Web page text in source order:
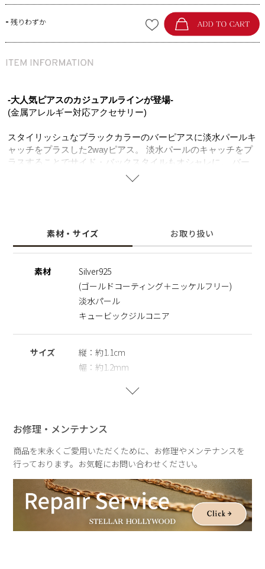
- 残りわずか
-大人気ピアスのカジュアルラインが登場-
(金属アレルギー対応アクセサリー)
スタイリッシュなブラックカラーのバーピアスに淡水パールキ
ャッチをプラスした2wayピアス。 淡水パールのキャッチをプ
ラスすることでサイド・バックスタイルもオシャレに。 バー
を前にしたり、パールを前にしたり2wayで着用して違う雰囲
ニッケルフリーを使用することで肌にやさしく金属アレルギー
の方でも安心してご使用いただけます。
※ニッケルフリー
金属製のアクセサリーに含まれるニッケルで引き起こるアレル
ギーを防ぐために、ニッケルをほぼ含まずに作られた素材を指
※天然のパールを使用しているため、形・サイズ・色味には個
体差がございます。その為、全長のサイズも異なりますのでご
は、一つの魅力としてお楽しみいただけます。
※パールの形状、てり、えくぼ等による返品、交換はできませ
▼K10はこちら▼
https://www.stellarhollywood.com/c/jewelry/pierce
素材・サイズ お取り扱い
素材
Silver925
(ゴールドコーティング＋ニッケルフリー)
淡水パール
キュービックジルコニア
サイズ
縦：約1.1cm
幅：約1.2mm
お修理・メンテナンス
商品を末永くご愛用いただくために、お修理やメンテナンスを
行っております。お気軽にお問い合わせください。